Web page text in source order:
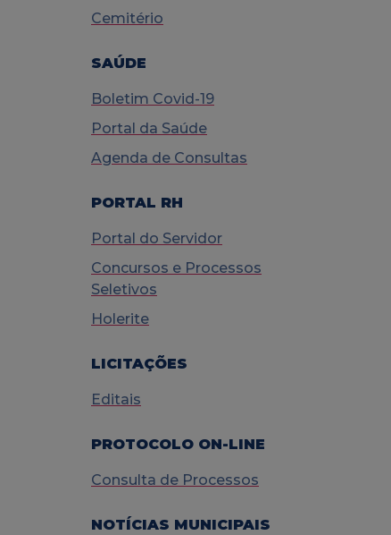
Cemitério
SAÚDE
Boletim Covid-19
Portal da Saúde
Agenda de Consultas
PORTAL RH
Portal do Servidor
Concursos e Processos
Seletivos
Holerite
LICITAÇÕES
Editais
PROTOCOLO ON-LINE
Consulta de Processos
NOTÍCIAS MUNICIPAIS